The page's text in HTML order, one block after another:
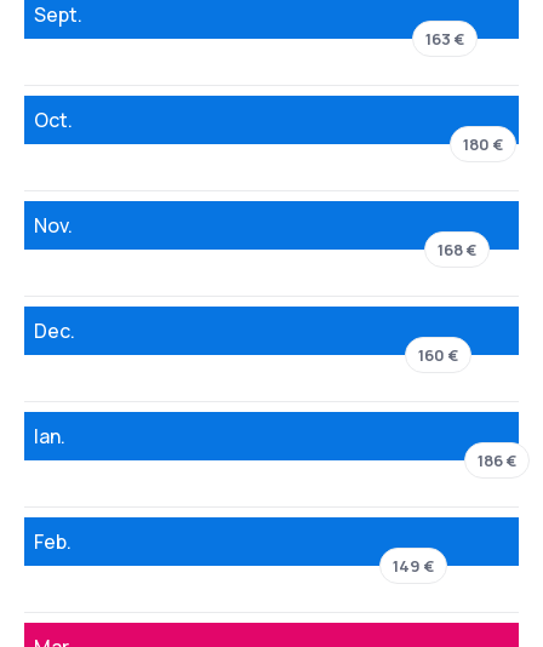
Sept.
163 €
Oct.
180 €
Nov.
168 €
Dec.
160 €
Ian.
186 €
Feb.
149 €